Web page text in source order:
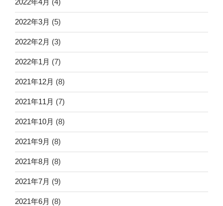
2022年4月 (4)
2022年3月 (5)
2022年2月 (3)
2022年1月 (7)
2021年12月 (8)
2021年11月 (7)
2021年10月 (8)
2021年9月 (8)
2021年8月 (8)
2021年7月 (9)
2021年6月 (8)